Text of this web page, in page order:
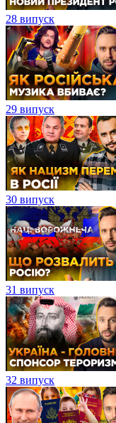
28 випуск
29 випуск
30 випуск
31 випуск
32 випуск